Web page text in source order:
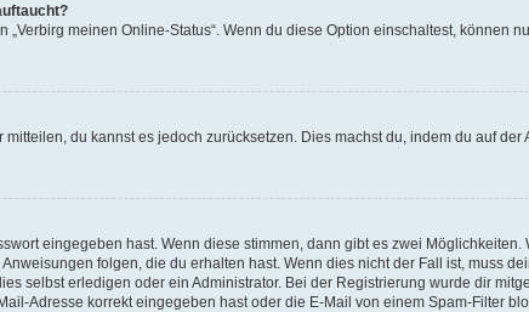
meinen Online-Status“. Wenn du diese Option einschaltest, können
du kannst es jedoch zurücksetzen. Dies machst du, indem du auf
eingegeben hast. Wenn diese stimmen, dann gibt es zwei Möglichkeiten.
folgen, die du erhalten hast. Wenn dies nicht der Fall ist, muss
selbst erledigen oder ein Administrator. Bei der Registrierung wurde dir
Adresse korrekt eingegeben hast oder die E-Mail von einem Spam-Filter